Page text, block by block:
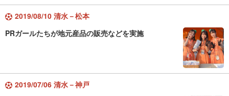
2019/08/10 清水－松本
PRガールたちが地元産品の販売などを実施
2019/07/06 清水－神戸